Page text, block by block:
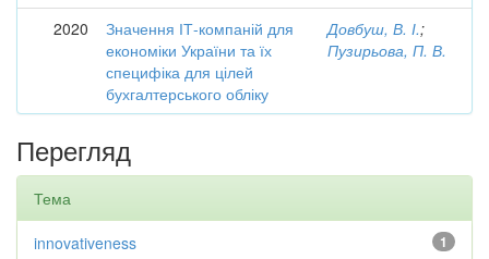
2020
Значення ІТ-компаній для
економіки України та їх
специфіка для цілей
бухгалтерського обліку
Довбуш, В. І.;
Пузирьова, П. В.
Перегляд
Тема
1
innovativeness